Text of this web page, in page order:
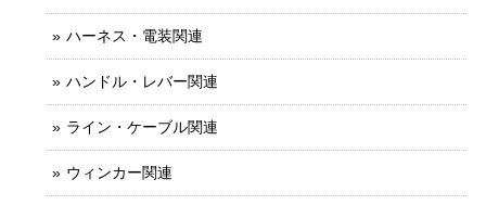
ハーネス・電装関連
ハンドル・レバー関連
ライン・ケーブル関連
ウィンカー関連